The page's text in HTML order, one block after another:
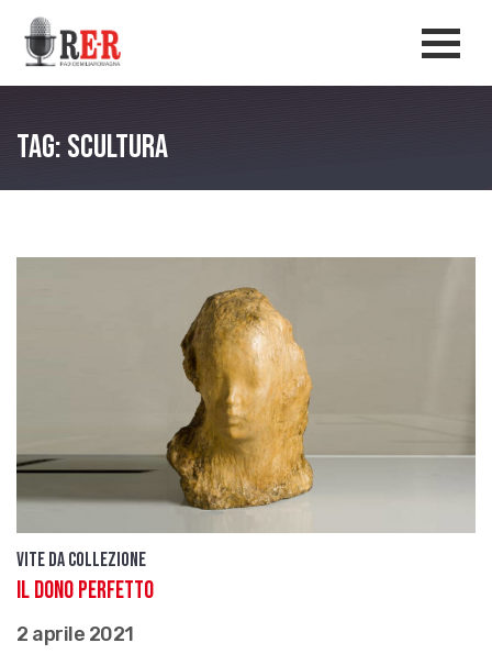
Salta al contenuto principale
Tag: scultura
Vite da Collezione
Il dono perfetto
2 aprile 2021